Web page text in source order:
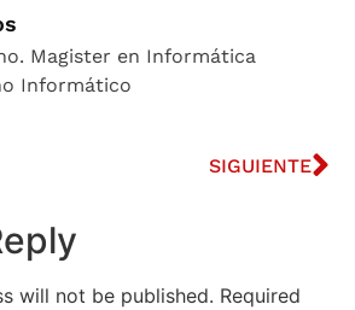
Magister en Informática
Informático
SIGUIENTE
will not be published. Required